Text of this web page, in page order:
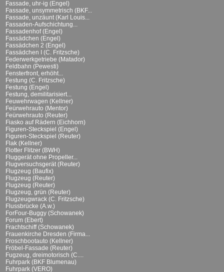
Fassade, uhr-ig (Engel)
Fassade, unsymmetrisch (BKF...
Fassade, unzäunt (Karl Louis...
Fassaden-Aufschichtung...
Fassadenhof (Engel)
Fassädchen (Engel)
Fassädchen 2 (Engel)
Fassädchen I (C. Fritzsche)
Federwerkgetriebe (Matador)
Feldbahn (Pewesti)
Fensterfront, erhöht...
Festung (C. Fritzsche)
Festung (Engel)
Festung, demilitarisiert...
Feuwehrwagen (Kellner)
Feürwehrauto (Mentor)
Feürwehrauto (Reuter)
Fiasko auf Rädern (Eichhorn)
Figuren-Steckspiel (Engel)
Figuren-Steckspiel (Reuter)
Flak (Kellner)
Flotter Flitzer (BWH)
Fluggerät ohne Propeller...
Flugversuchsgerät (Reuter)
Flugzeug (Baufix)
Flugzeug (Reuter)
Flugzeug (Reuter)
Flugzeug, grün (Reuter)
Flugzeugwrack (C. Fritzsche)
Flussbrücke (A.w.)
ForFour-Buggy (Schowanek)
Forum (Ebert)
Frachtschiff (Schowanek)
Frauenkirche Dresden (Firma...
Froschbootauto (Kellner)
Fröbel-Fassade (Reuter)
Fugzeug, dreimotorisch (C....
Fuhrpark (BKF Blumenau)
Fuhrpark (VERO)